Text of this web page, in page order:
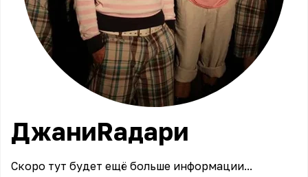
ДжаниRадари
Скоро тут будет ещё больше информации...